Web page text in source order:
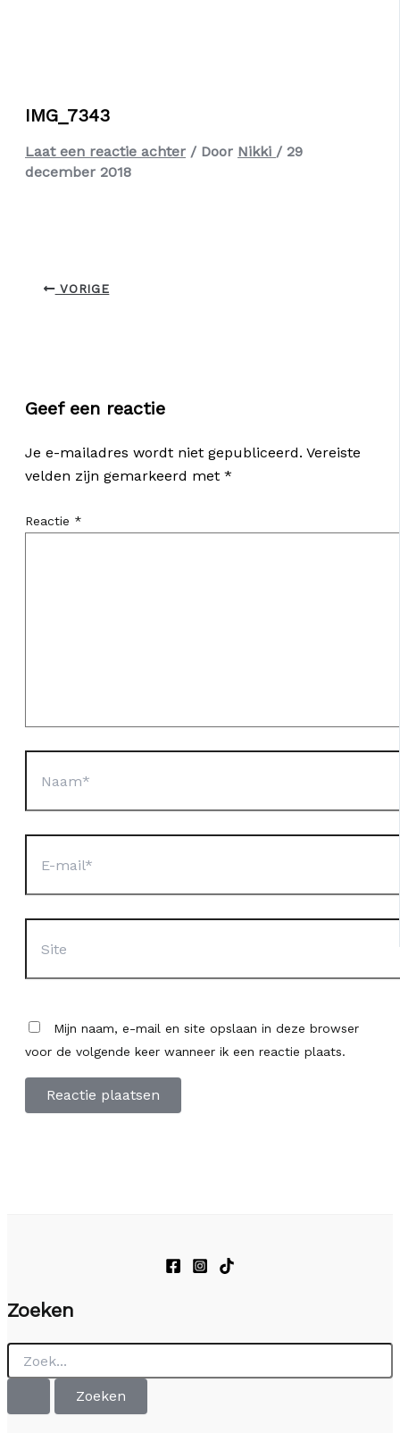
IMG_7343
Laat een reactie achter / Door Nikki / 29
december 2018
VORIGE
Geef een reactie
Je e-mailadres wordt niet gepubliceerd. Vereiste
velden zijn gemarkeerd met *
Reactie *
mail*
Mijn naam, e-mail en site opslaan in deze browser
voor de volgende keer wanneer ik een reactie plaats.
Zoeken
Zoek
naar: